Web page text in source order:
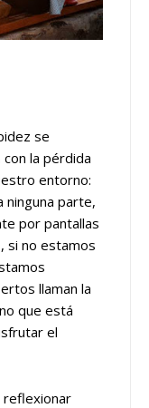
se
con la pérdida
entorno:
ninguna parte,
por pantallas
si no estamos
llaman la
que está
el
reflexionar